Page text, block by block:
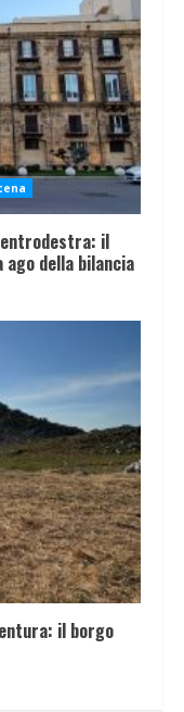
il
della bilancia
il borgo